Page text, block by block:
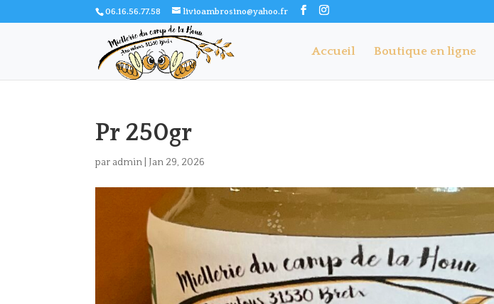
06.16.56.77.58 livioambrosino@yahoo.fr
Accueil Boutique en ligne
Pr 250gr
par admin Jan 29, 2026